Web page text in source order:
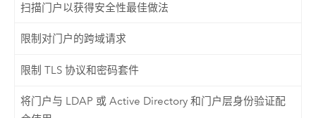
扫描门户以获得安全性最佳做法
限制对门户的跨域请求
限制 TLS 协议和密码套件
将门户与 LDAP 或 Active Directory 和门户层身份验证配